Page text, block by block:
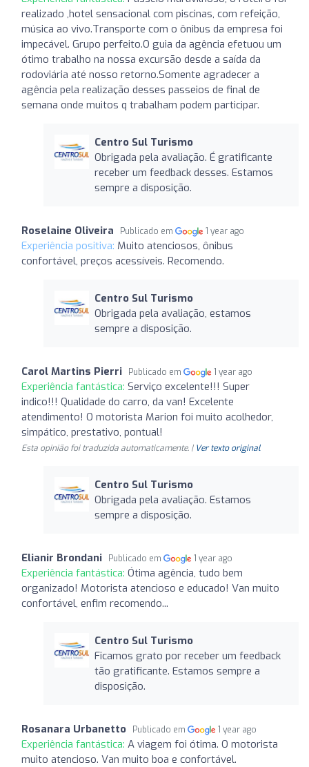
realizado ,hotel sensacional com piscinas, com refeição,
música ao vivo.Transporte com o ônibus da empresa foi
impecável. Grupo perfeito.O guia da agência efetuou um
ótimo trabalho na nossa excursão desde a saída da
rodoviária até nosso retorno.Somente agradecer a
agência pela realização desses passeios de final de
semana onde muitos q trabalham podem participar.
Centro Sul Turismo
Obrigada pela avaliação. É gratificante
receber um feedback desses. Estamos
sempre a disposição.
Roselaine Oliveira Publicado em 1 year ago
Experiência positiva: Muito atenciosos, ônibus
confortável, preços acessíveis. Recomendo.
Centro Sul Turismo
Obrigada pela avaliação, estamos
sempre a disposição.
Carol Martins Pierri Publicado em 1 year ago
Experiência fantástica: Serviço excelente!!! Super
indico!!! Qualidade do carro, da van! Excelente
atendimento! O motorista Marion foi muito acolhedor,
simpático, prestativo, pontual!
Esta opinião foi traduzida automaticamente. | Ver texto original
Centro Sul Turismo
Obrigada pela avaliação. Estamos
sempre a disposição.
Elianir Brondani Publicado em 1 year ago
Experiência fantástica: Ótima agência, tudo bem
organizado! Motorista atencioso e educado! Van muito
confortável, enfim recomendo...
Centro Sul Turismo
Ficamos grato por receber um feedback
tão gratificante. Estamos sempre a
disposição.
Rosanara Urbanetto Publicado em 1 year ago
Experiência fantástica: A viagem foi ótima. O motorista
muito atencioso. Van muito boa e confortável.